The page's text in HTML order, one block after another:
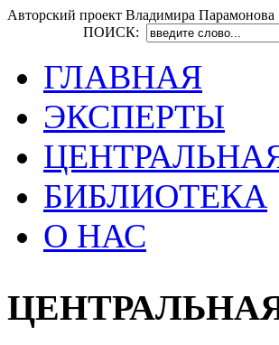
Авторский проект Владимира Парамонова
ПОИСК:
ГЛАВНАЯ
ЭКСПЕРТЫ
БИБЛИОТЕКА
О НАС